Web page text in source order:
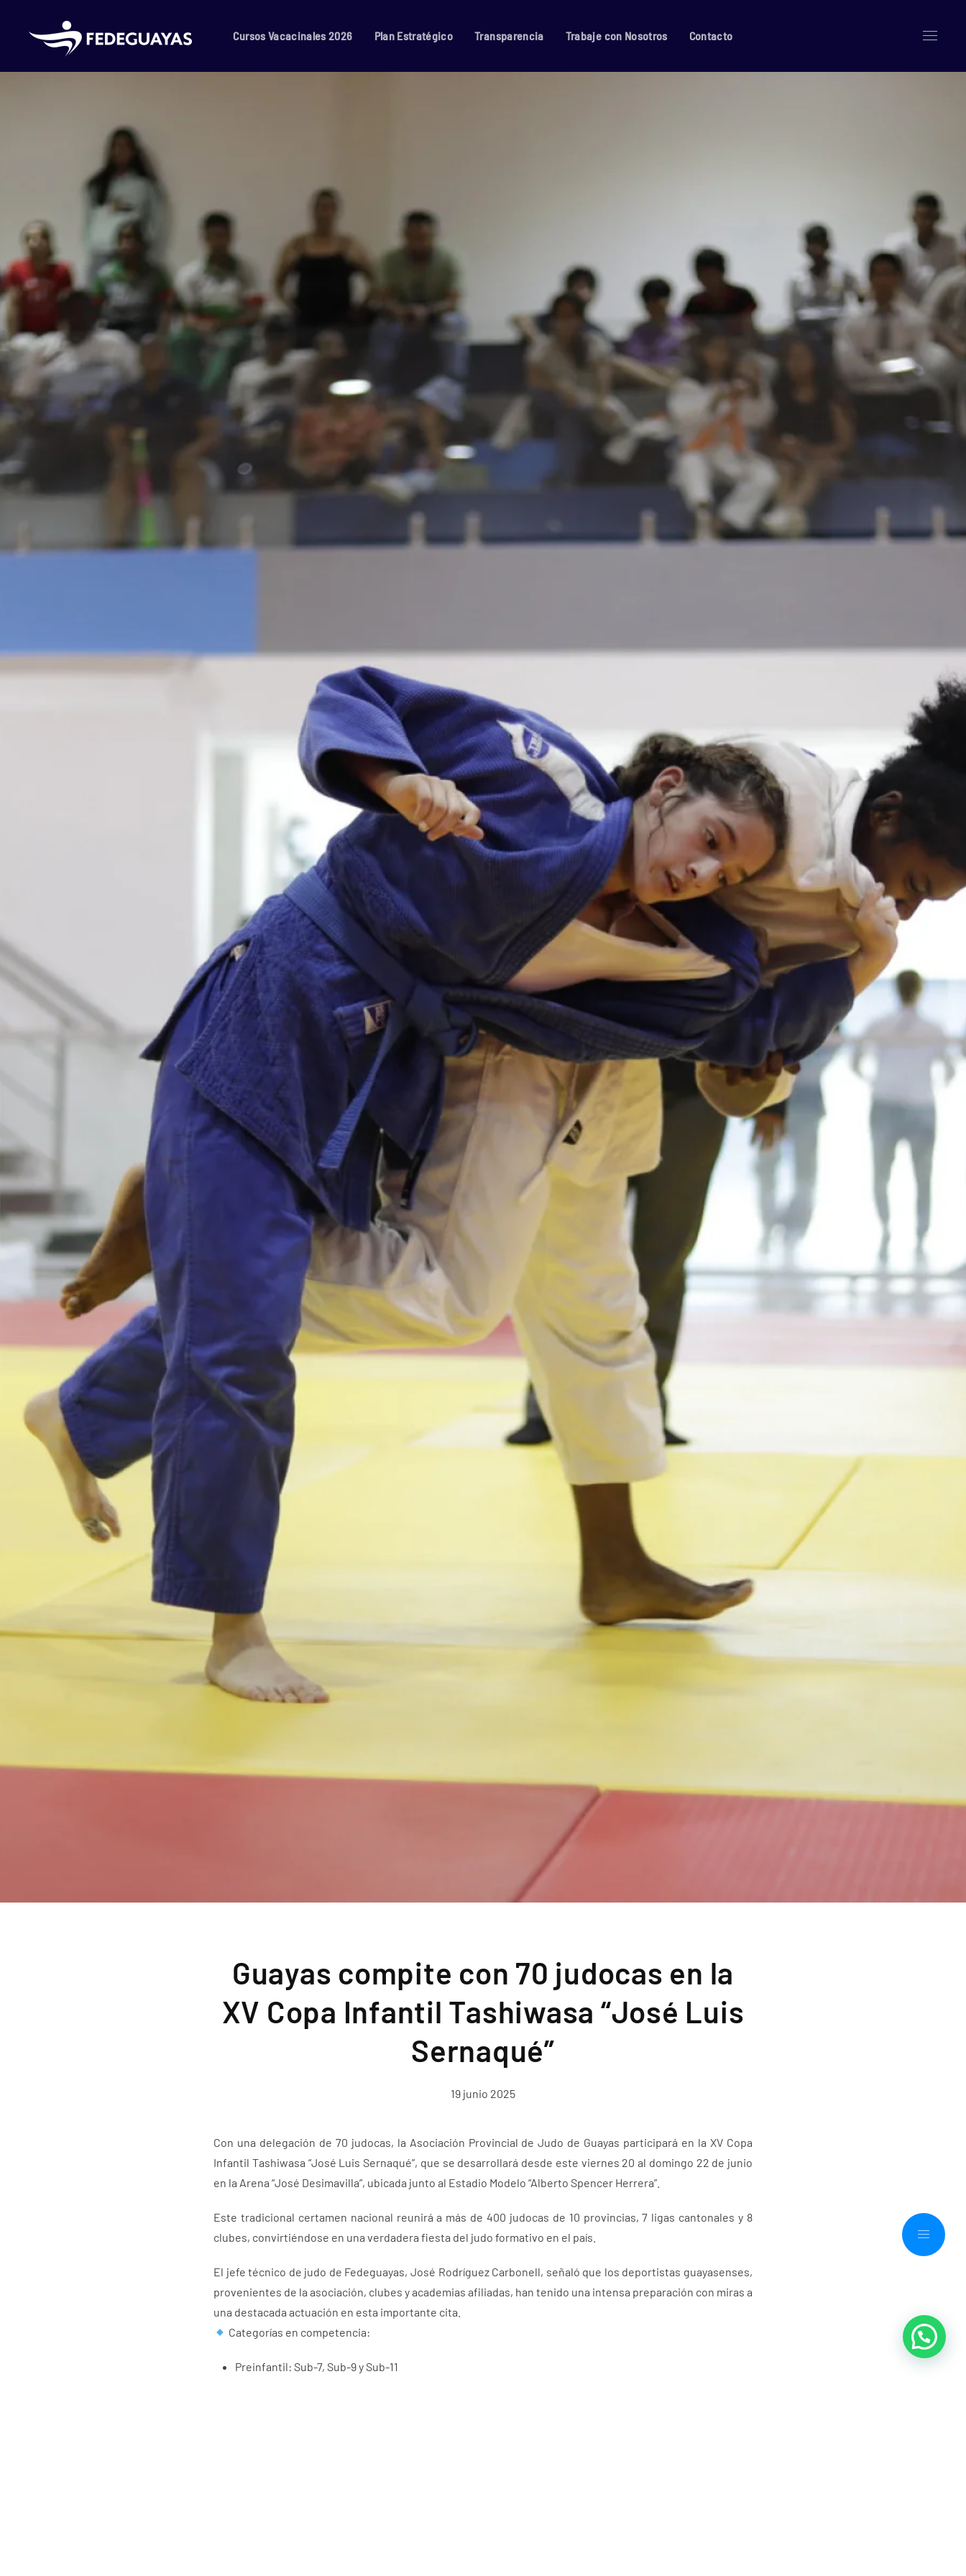
Skip to main content Cursos Vacacinales 2026 Plan Estratégico Transparencia Trabaje con Nosotros Contacto
Guayas compite con 70 judocas en la
XV Copa Infantil Tashiwasa “José Luis
Sernaqué”
19 junio 2025
Con una delegación de 70 judocas, la Asociación Provincial de Judo de Guayas participará en la XV Copa
Infantil Tashiwasa “José Luis Sernaqué”, que se desarrollará desde este viernes 20 al domingo 22 de junio
en la Arena “José Desimavilla”, ubicada junto al Estadio Modelo “Alberto Spencer Herrera”.
Este tradicional certamen nacional reunirá a más de 400 judocas de 10 provincias, 7 ligas cantonales y 8
clubes, convirtiéndose en una verdadera fiesta del judo formativo en el país.
El jefe técnico de judo de Fedeguayas, José Rodríguez Carbonell, señaló que los deportistas guayasenses,
provenientes de la asociación, clubes y academias afiliadas, han tenido una intensa preparación con miras a
una destacada actuación en esta importante cita.
Categorías en competencia:
Preinfantil: Sub-7, Sub-9 y Sub-11